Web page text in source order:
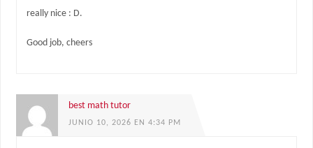
really nice : D.
Good job, cheers
best math tutor
JUNIO 10, 2026 EN 4:34 PM